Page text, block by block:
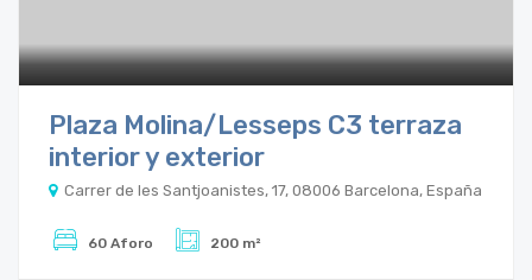
Plaza Molina/Lesseps C3 terraza
interior y exterior
Carrer de les Santjoanistes, 17, 08006 Barcelona, España
60 Aforo 200 m²